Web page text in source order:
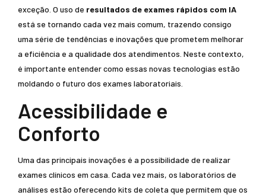
exceção. O uso de resultados de exames rápidos com IA
está se tornando cada vez mais comum, trazendo consigo
uma série de tendências e inovações que prometem melhorar
a eficiência e a qualidade dos atendimentos. Neste contexto,
é importante entender como essas novas tecnologias estão
moldando o futuro dos exames laboratoriais.
Acessibilidade e
Conforto
Uma das principais inovações é a possibilidade de realizar
exames clínicos em casa. Cada vez mais, os laboratórios de
análises estão oferecendo kits de coleta que permitem que os